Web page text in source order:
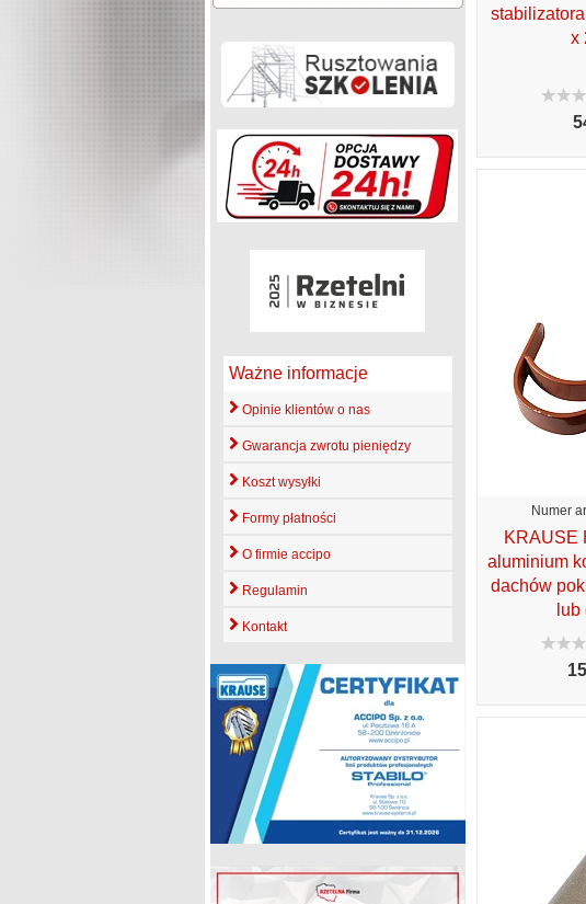
Ważne informacje
Opinie klientów o nas
Gwarancja zwrotu pieniędzy
Koszt wysyłki
Formy płatności
O firmie accipo
Regulamin
Kontakt
x
Numer
KRAUSE
aluminium
dachów